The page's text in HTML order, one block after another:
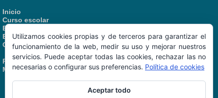
Inicio
Curso escolar
Estatutos
Enlaces recomendados
Contacto
Política de Cookies
Manual de Identidad
Utilizamos cookies propias y de terceros para garantizar el
funcionamiento de la web, medir su uso y mejorar nuestros
servicios. Puede aceptar todas las cookies, rechazar las no
necesarias o configurar sus preferencias. Política de cookies
Aceptar todo